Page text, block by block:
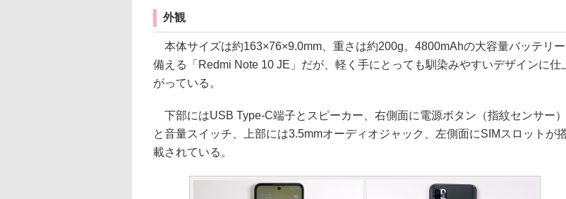
外観
本体サイズは約163×76×9.0mm、重さは約200g。4800mAhの大容量バッテリ
備える「Redmi Note 10 JE」だが、軽く手にとっても馴染みやすいデザインに仕
がっている。
下部にはUSB Type-C端子とスピーカー、右側面に電源ボタン（指紋センサー）
と音量スイッチ、上部には3.5mmオーディオジャック、左側面にSIMスロットが
載されている。